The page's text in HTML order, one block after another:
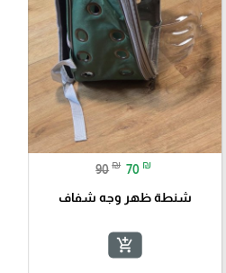
90 ₪ 70 ₪
شنطة ظهر وجه شفاف
add_shopping_cart